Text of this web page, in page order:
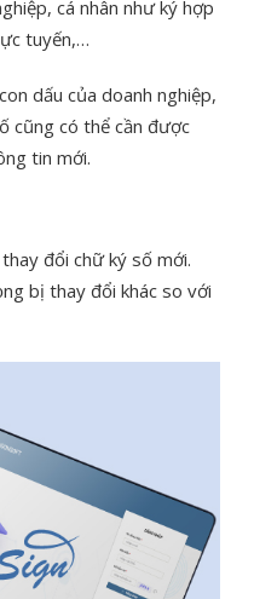
cá nhân như ký hợp
tuyến,…
dấu của doanh nghiệp,
cũng có thể cần được
tin mới.
đổi chữ ký số mới.
bị thay đổi khác so với